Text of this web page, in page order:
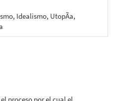
Idealismo, UtopÃ­a,